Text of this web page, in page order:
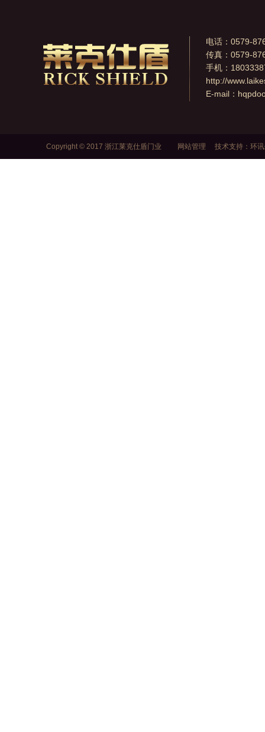
电话：0579-
传真：0579-
手机：
http://
E-mail：
Copyright © 2017 浙江莱克仕盾门业 网站管理 技术支持： 环